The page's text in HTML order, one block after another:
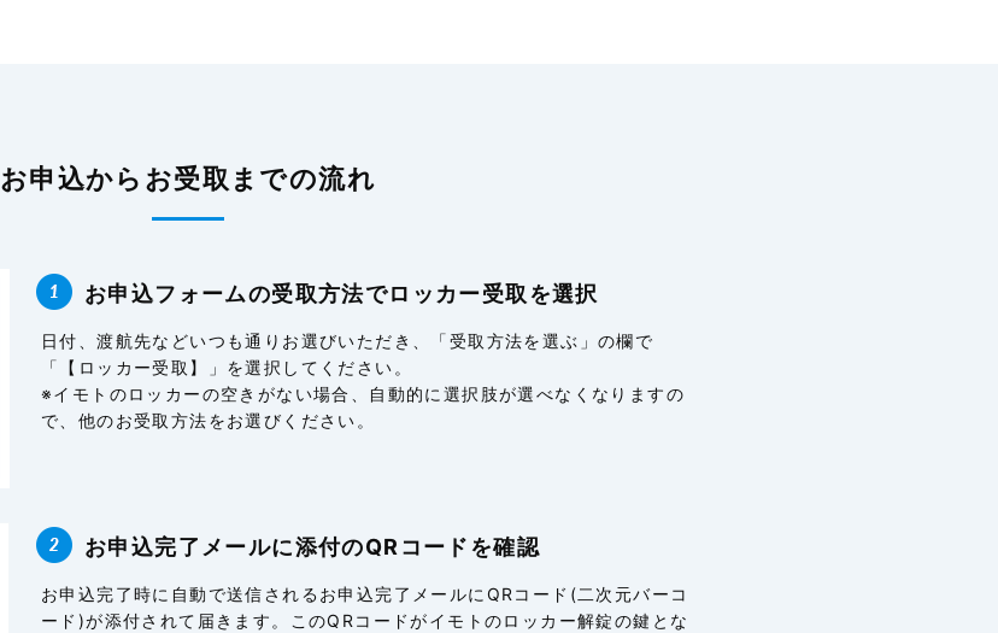
お申込からお受取までの流れ
お申込フォームの受取方法でロッカー受取を選択
日付、渡航先などいつも通りお選びいただき、「受取方法を選ぶ」の欄で
「【ロッカー受取】」を選択してください。
※イモトのロッカーの空きがない場合、自動的に選択肢が選べなくなりますの
で、他のお受取方法をお選びください。
お申込完了メールに添付のQRコードを確認
お申込完了時に自動で送信されるお申込完了メールにQRコード(二次元バーコ
ード)が添付されて届きます。このQRコードがイモトのロッカー解錠の鍵とな